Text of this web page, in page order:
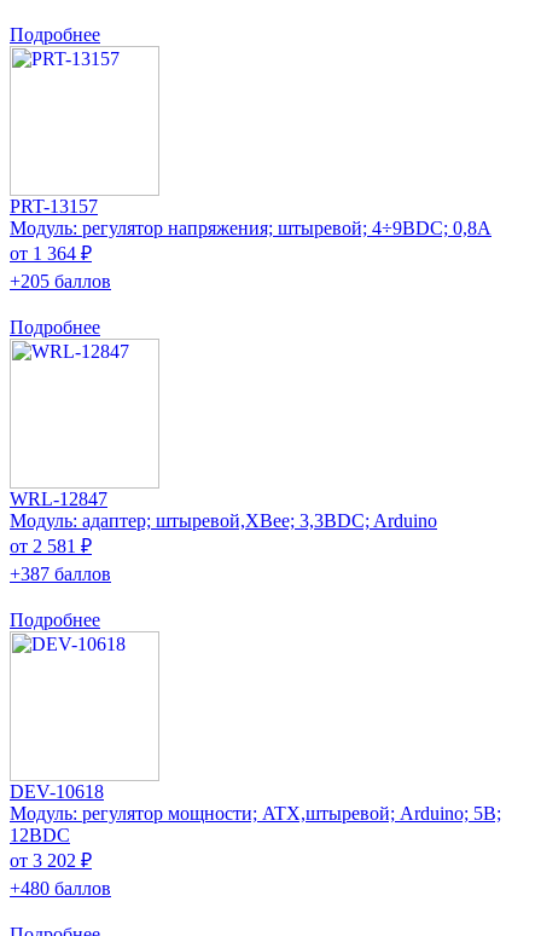
Подробнее
PRT-13157
Модуль: регулятор напряжения; штыревой; 4÷9ВDC; 0,8А
от 1 364 ₽
+205 баллов
Подробнее
WRL-12847
Модуль: адаптер; штыревой,XBee; 3,3ВDC; Arduino
от 2 581 ₽
+387 баллов
Подробнее
DEV-10618
Модуль: регулятор мощности; ATX,штыревой; Arduino; 5В;
12ВDC
от 3 202 ₽
+480 баллов